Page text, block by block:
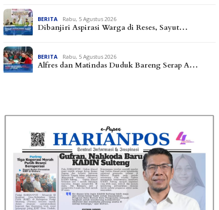
BERITA Rabu, 5 Agustus 2026
Dibanjiri Aspirasi Warga di Reses, Sayut…
BERITA Rabu, 5 Agustus 2026
Alfres dan Matindas Duduk Bareng Serap A…